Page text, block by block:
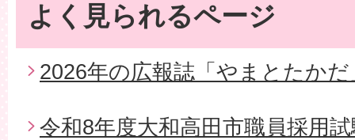
よく見られるページ
2026年の広報誌「やまとたかだ
令和8年度大和高田市職員採用